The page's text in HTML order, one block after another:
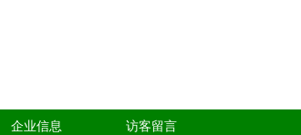
企业信息 访客留言